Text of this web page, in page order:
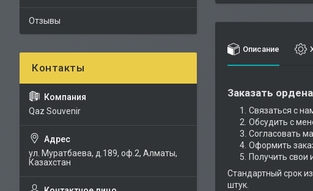
Описание
Заказать
Связаться с
Обсудить с
Согласовать
Оформить
Получить свои
Стандартный срок
штук.
Отзывы
Qaz Souvenir
ул. Муратбаева, д.189, оф.2, Алматы,
Казахстан